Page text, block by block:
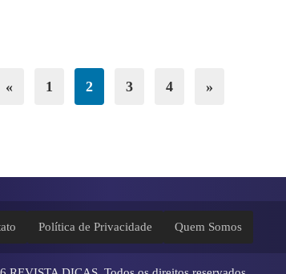
« 1 2 3 4 »
Política de Privacidade Quem Somos